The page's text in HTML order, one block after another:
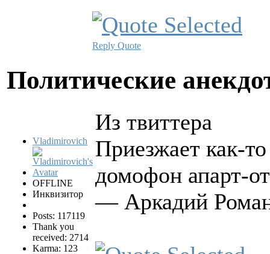
Reply Quote
Политические
Vladimirovich
OFFLINE
Инквизитор
Posts: 117119
Thank you
received: 2714
Karma: 123
Из твиттера
Приезжает как-
домофон апарт-
— Аркадий